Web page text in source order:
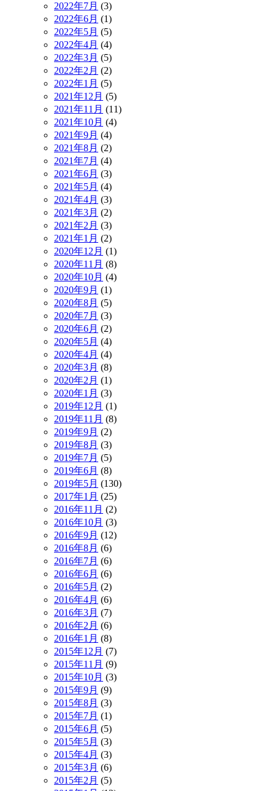
2022年7月 (3)
2022年6月 (1)
2022年5月 (5)
2022年4月 (4)
2022年3月 (5)
2022年2月 (2)
2022年1月 (5)
2021年12月 (5)
2021年11月 (11)
2021年10月 (4)
2021年9月 (4)
2021年8月 (2)
2021年7月 (4)
2021年6月 (3)
2021年5月 (4)
2021年4月 (3)
2021年3月 (2)
2021年2月 (3)
2021年1月 (2)
2020年12月 (1)
2020年11月 (8)
2020年10月 (4)
2020年9月 (1)
2020年8月 (5)
2020年7月 (3)
2020年6月 (2)
2020年5月 (4)
2020年4月 (4)
2020年3月 (8)
2020年2月 (1)
2020年1月 (3)
2019年12月 (1)
2019年11月 (8)
2019年9月 (2)
2019年8月 (3)
2019年7月 (5)
2019年6月 (8)
2019年5月 (130)
2017年1月 (25)
2016年11月 (2)
2016年10月 (3)
2016年9月 (12)
2016年8月 (6)
2016年7月 (6)
2016年6月 (6)
2016年5月 (2)
2016年4月 (6)
2016年3月 (7)
2016年2月 (6)
2016年1月 (8)
2015年12月 (7)
2015年11月 (9)
2015年10月 (3)
2015年9月 (9)
2015年8月 (3)
2015年7月 (1)
2015年6月 (5)
2015年5月 (3)
2015年4月 (3)
2015年3月 (6)
2015年2月 (5)